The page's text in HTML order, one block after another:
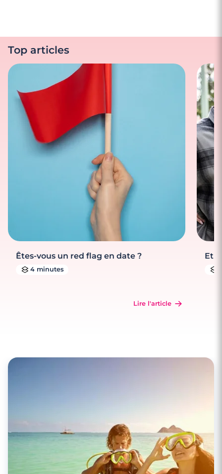
Top articles
Êtes-vous un red flag en date ?
4 minutes
Lire l'article
Et